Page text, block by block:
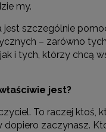
my.
jest szczególnie
– zarówno
i tych, którzy chcą
jest?
To raczej ktoś,
dopiero zaczynasz.